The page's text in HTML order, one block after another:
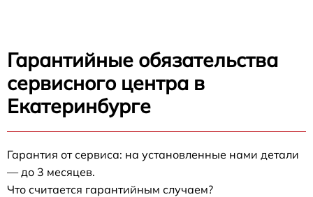
Гарантийные обязательства
сервисного центра в
Екатеринбурге
Гарантия от сервиса: на установленные нами детали
— до 3 месяцев.
Что считается гарантийным случаем?